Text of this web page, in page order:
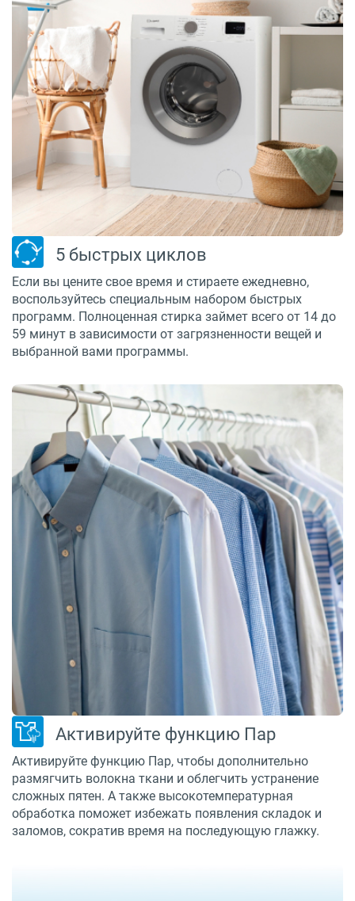
5 быстрых циклов
Если вы цените свое время и стираете ежедневно,
воспользуйтесь специальным набором быстрых
программ. Полноценная стирка займет всего от 14 до
59 минут в зависимости от загрязненности вещей и
выбранной вами программы.
Активируйте функцию Пар
Активируйте функцию Пар, чтобы дополнительно
размягчить волокна ткани и облегчить устранение
сложных пятен. А также высокотемпературная
обработка поможет избежать появления складок и
заломов, сократив время на последующую глажку.